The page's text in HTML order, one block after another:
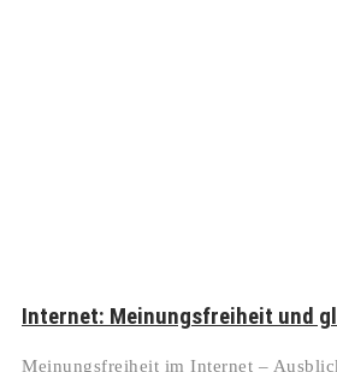
Internet: Meinungsfreiheit und
Meinungsfreiheit im Internet –